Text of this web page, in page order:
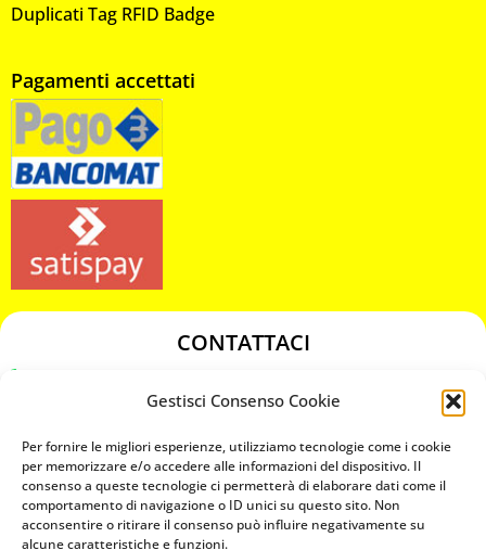
Gestisci Consenso Cookie
Per fornire le migliori esperienze, utilizziamo tecnologie come i cookie
per memorizzare e/o accedere alle informazioni del dispositivo. Il
consenso a queste tecnologie ci permetterà di elaborare dati come il
comportamento di navigazione o ID unici su questo sito. Non
acconsentire o ritirare il consenso può influire negativamente su
alcune caratteristiche e funzioni.
Duplicati Tag RFID Badge
Pagamenti accettati
CONTATTACI
chiavicodificate@gmail.com
Privacy Policy
Cookie Policy